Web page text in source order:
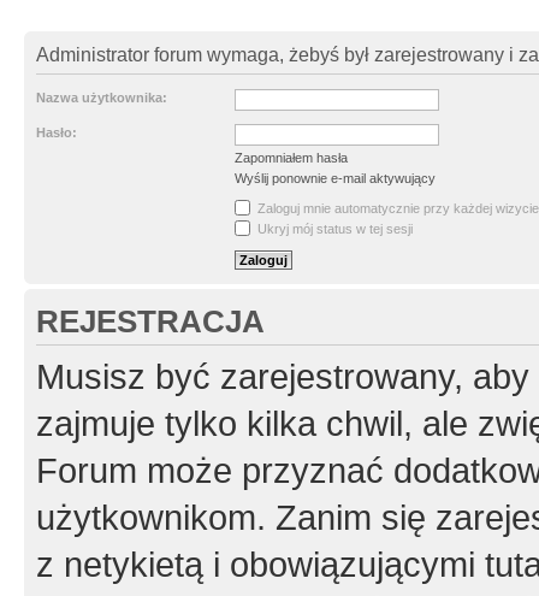
Administrator forum wymaga, żebyś był zarejestrowany i
Nazwa użytkownika:
Hasło:
Zapomniałem hasła
Wyślij ponownie e-mail aktywujący
Zaloguj mnie automatycznie przy każdej wizycie
Ukryj mój status w tej sesji
REJESTRACJA
Musisz być zarejestrowany,
zajmuje tylko kilka chwil, ale
Forum może przyznać
użytkownikom. Zanim się
z netykietą i obowiązującymi